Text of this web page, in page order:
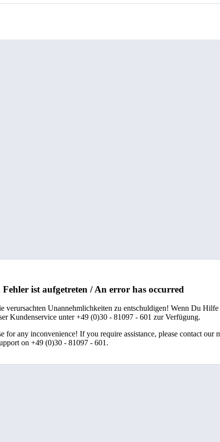
ist aufgetreten / An error has occurred
verursachten Unannehmlichkeiten zu entschuldigen! Wenn Du Hilfe
Kundenservice unter +49 (0)30 - 81097 - 601 zur Verfügung.
for any inconvenience! If you require assistance, please contact our
on +49 (0)30 - 81097 - 601.